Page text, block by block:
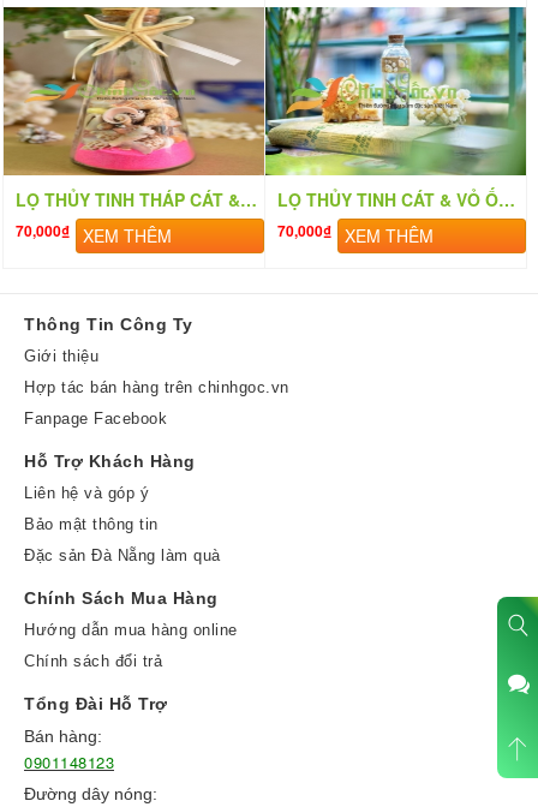
LỌ THỦY TINH THÁP CÁT & VỎ ỐC (20×6) LC206_07
70,000₫ XEM THÊM
LỌ THỦY TINH CÁT & VỎ ỐC ĐỨNG (20×6) LC206
70,000₫ XEM THÊM
Thông Tin Công Ty
Giới thiệu
Hợp tác bán hàng trên chinhgoc.vn
Fanpage Facebook
Hỗ Trợ Khách Hàng
Liên hệ và góp ý
Bảo mật thông tin
Đặc sản Đà Nẵng làm quà
Chính Sách Mua Hàng
Hướng dẫn mua hàng online
Chính sách đổi trả
Tổng Đài Hỗ Trợ
Bán hàng:
0901148123
Đường dây nóng: